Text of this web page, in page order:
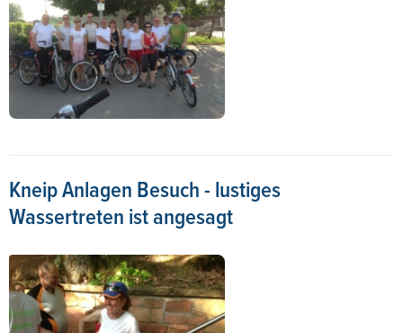
Kneip Anlagen Besuch - lustiges
Wassertreten ist angesagt